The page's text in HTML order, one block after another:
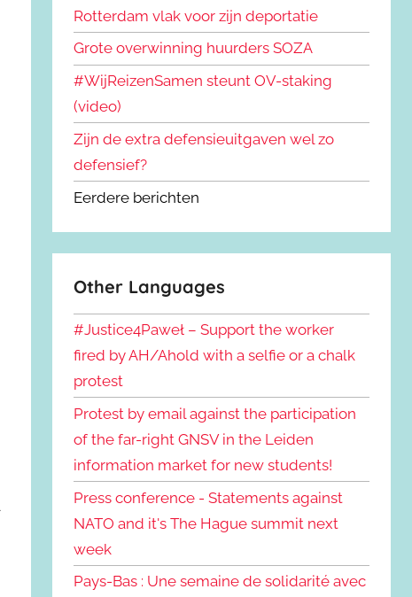
Rotterdam vlak voor zijn deportatie
Grote overwinning huurders SOZA
#WijReizenSamen steunt OV-staking
(video)
Zijn de extra defensieuitgaven wel zo
defensief?
Eerdere berichten
Other Languages
#Justice4Paweł – Support the worker
fired by AH/Ahold with a selfie or a chalk
protest
Protest by email against the participation
of the far-right GNSV in the Leiden
information market for new students!
Press conference - Statements against
NATO and it's The Hague summit next
week
Pays-Bas : Une semaine de solidarité avec